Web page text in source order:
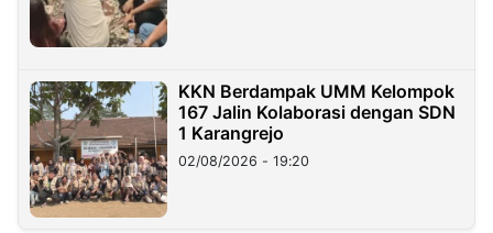
KKN Berdampak UMM Kelompok
167 Jalin Kolaborasi dengan SDN
1 Karangrejo
02/08/2026 - 19:20